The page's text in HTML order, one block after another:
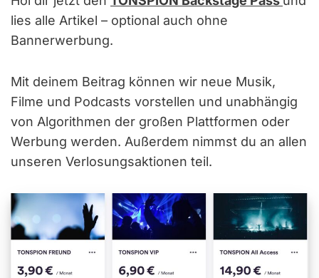
lies alle Artikel – optional auch ohne
Bannerwerbung.
Mit deinem Beitrag können wir neue Musik,
Filme und Podcasts vorstellen und unabhängig
von Algorithmen der großen Plattformen oder
Werbung werden. Außerdem nimmst du an allen
unseren Verlosungsaktionen teil.